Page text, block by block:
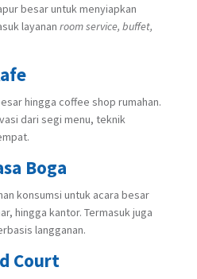
besar untuk menyiapkan
layanan room service, buffet,
hingga coffee shop rumahan.
dari segi menu, teknik
Boga
konsumsi untuk acara besar
hingga kantor. Termasuk juga
langganan.
Court